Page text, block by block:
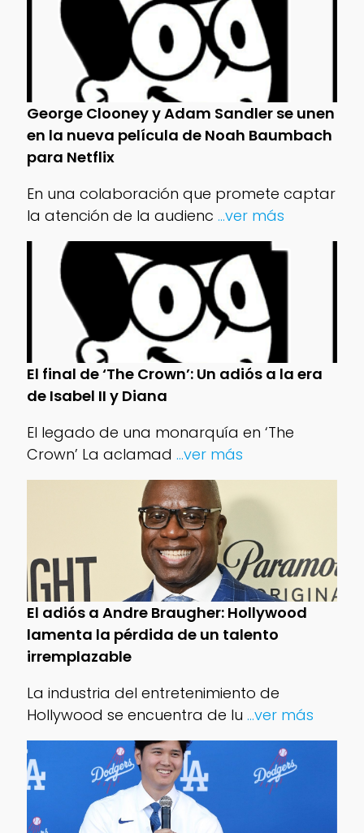
George Clooney y Adam Sandler se unen
en la nueva película de Noah Baumbach
para Netflix
En una colaboración que promete captar
la atención de la audienc ...ver más
El final de ‘The Crown’: Un adiós a la era
de Isabel II y Diana
El legado de una monarquía en ‘The
Crown’ La aclamad ...ver más
El adiós a Andre Braugher: Hollywood
lamenta la pérdida de un talento
irremplazable
La industria del entretenimiento de
Hollywood se encuentra de lu ...ver más